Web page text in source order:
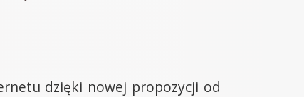
dzięki nowej propozycji od